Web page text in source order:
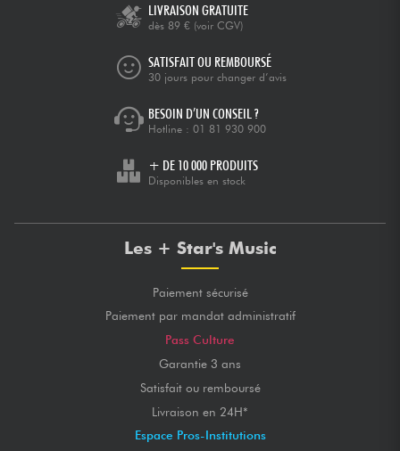
Voir nos marques
LIVRAISON GRATUITE
dès 89 € (voir CGV)
SATISFAIT OU REMBOURSÉ
30 jours pour changer d’avis
BESOIN D’UN CONSEIL ?
Hotline : 01 81 930 900
+ DE 10 000 PRODUITS
Disponibles en stock
Les + Star's Music
Paiement sécurisé
Paiement par mandat administratif
Pass Culture
Garantie 3 ans
Satisfait ou remboursé
Livraison en 24H*
Espace Pros-Institutions